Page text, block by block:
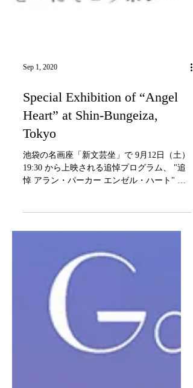
Sep 1, 2020
Special Exhibition of “Angel
Heart” at Shin-Bungeiza,
Tokyo
池袋の名画座「新文芸坐」で 9月12日（土）
頂く事になりました。 本作 "Angel Herat"...